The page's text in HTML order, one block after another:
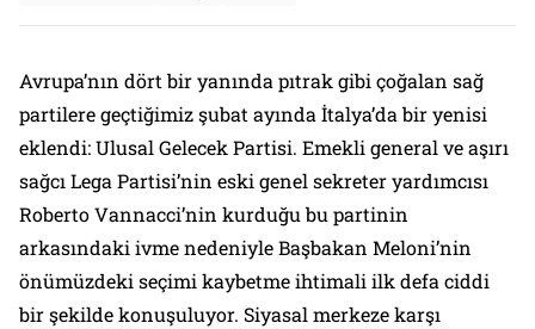
Avrupa’nın dört bir yanında pıtrak gibi çoğalan sağ
partilere geçtiğimiz şubat ayında İtalya’da bir yenisi
eklendi: Ulusal Gelecek Partisi. Emekli general ve aşırı
sağcı Lega Partisi’nin eski genel sekreter yardımcısı
Roberto Vannacci’nin kurduğu bu partinin
arkasındaki ivme nedeniyle Başbakan Meloni’nin
önümüzdeki seçimi kaybetme ihtimali ilk defa ciddi
bir şekilde konuşuluyor. Siyasal merkeze karşı